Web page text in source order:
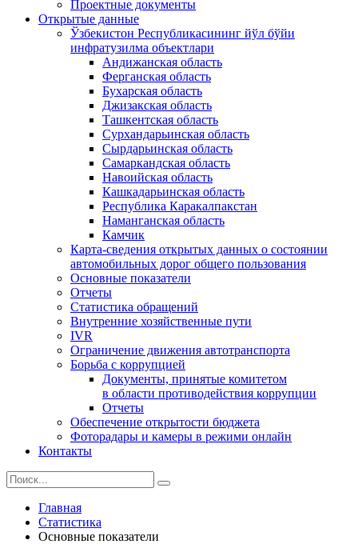
Проектные документы
Открытые данные
Ўзбекистон Республикасининг йўл бўйи
инфратузилма объектлари
Андижанская область
Ферганская область
Бухарская область
Джизакская область
Ташкентская область
Сурхандарьинская область
Сырдарьинская область
Самаркандская область
Навоийская область
Кашкадарьинская область
Республика Каракалпакстан
Наманганская область
Камчик
Карта-сведения открытых данных о состоянии
автомобильных дорог общего пользования
Основные показатели
Отчеты
Статистика обращений
Внутренние хозяйственные пути
IVR
Ограничение движения автотранспорта
Борьба с коррупцией
Документы, принятые комитетом
в области противодействия коррупции
Отчеты
Обеспечение открытости бюджета
Фоторадары и камеры в режими онлайн
Контакты
Главная
Статистика
Основные показатели